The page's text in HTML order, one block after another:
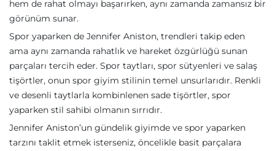
hem de rahat olmayı başarırken, aynı zamanda zamansız bir
görünüm sunar.
Spor yaparken de Jennifer Aniston, trendleri takip eden
ama aynı zamanda rahatlık ve hareket özgürlüğü sunan
parçaları tercih eder. Spor taytları, spor sütyenleri ve salaş
tişörtler, onun spor giyim stilinin temel unsurlarıdır. Renkli
ve desenli taytlarla kombinlenen sade tişörtler, spor
yaparken stil sahibi olmanın sırrıdır.
Jennifer Aniston’un gündelik giyimde ve spor yaparken
tarzını taklit etmek isterseniz, öncelikle basit parçalara